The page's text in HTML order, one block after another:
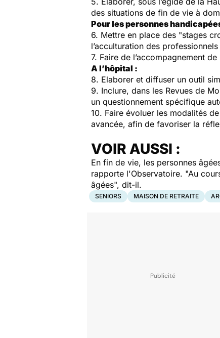
des situations de fin de vie à
Pour les personnes
6. Mettre en place des "stages
l’acculturation des
7. Faire de l’accompagnement
A l’hôpital :
8. Elaborer et diffuser un outil
9. Inclure, dans les Revues de
un questionnement spécifique
10. Faire évoluer les modalités
avancée, afin de favoriser la
VOIR AUSSI :
En fin de vie, les personnes
rapporte l'Observatoire. "Au
âgées", dit-il.
SENIORS MAISON DE RETRAITE